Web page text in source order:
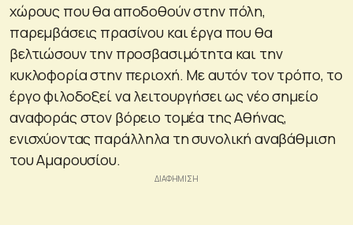
χώρους που θα αποδοθούν στην πόλη,
παρεμβάσεις πρασίνου και έργα που θα
βελτιώσουν την προσβασιμότητα και την
κυκλοφορία στην περιοχή. Με αυτόν τον τρόπο, το
έργο φιλοδοξεί να λειτουργήσει ως νέο σημείο
αναφοράς στον βόρειο τομέα της Αθήνας,
ενισχύοντας παράλληλα τη συνολική αναβάθμιση
του Αμαρουσίου.